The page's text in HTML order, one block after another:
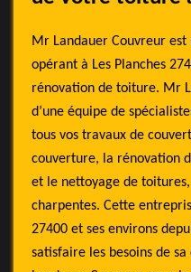
Mr Landauer Couvreur
opérant à Les Planches
rénovation de toiture. Mr
d’une équipe de
tous vos travaux de
couverture, la rénovation
et le nettoyage de
charpentes. Cette
27400 et ses environs
satisfaire les besoins de